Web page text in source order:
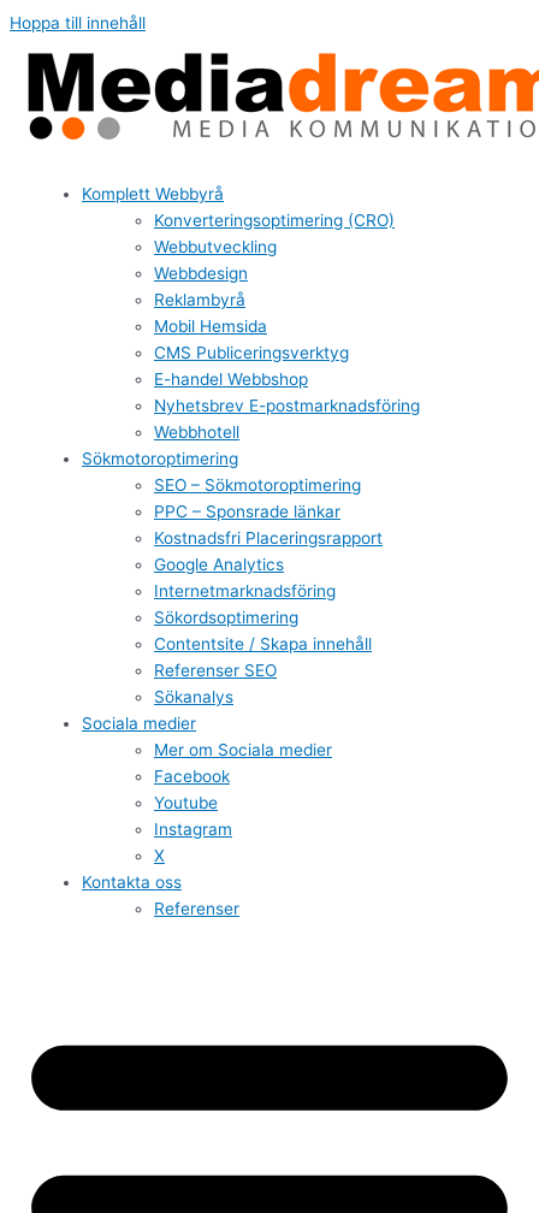
Hoppa till innehåll
Komplett Webbyrå
Konverteringsoptimering (CRO)
Webbutveckling
Webbdesign
Reklambyrå
Mobil Hemsida
CMS Publiceringsverktyg
E-handel Webbshop
Nyhetsbrev E-postmarknadsföring
Webbhotell
Sökmotoroptimering
SEO – Sökmotoroptimering
PPC – Sponsrade länkar
Kostnadsfri Placeringsrapport
Google Analytics
Internetmarknadsföring
Sökordsoptimering
Contentsite / Skapa innehåll
Referenser SEO
Sökanalys
Sociala medier
Mer om Sociala medier
Facebook
Youtube
Instagram
X
Kontakta oss
Referenser